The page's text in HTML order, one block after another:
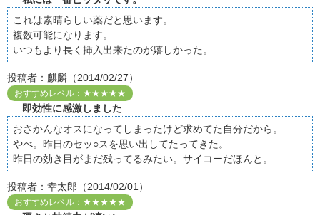
これは素晴らしい薬だと思います。
複数可能になります。
いつもより長く挿入出来たのが嬉しかった。
投稿者：麒麟（2014/02/27）
おすすめレベル：★★★★★
即効性に感激しました
おさかんなオスになってしまったけど求めてた自分だから。
やべ。昨日のセッ○スを思い出してたってきた。
昨日の効き目がまだ残ってるみたい。サイコーだほんと。
投稿者：幸太郎（2014/02/01）
おすすめレベル：★★★★★